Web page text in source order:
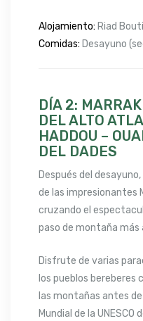
Alojamiento: Riad
Comidas: Desayuno
DÍA 2:
DEL ALTO
HADDOU –
DEL DADES
Después del
de las impresionantes
cruzando el
paso de montaña más
Disfrute de varias
los pueblos bereberes
las montañas antes
Mundial de la UNESCO